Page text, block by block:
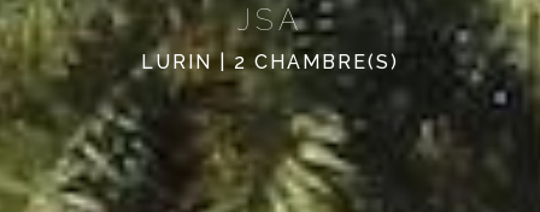
JSA
LURIN | 2 CHAMBRE(S)